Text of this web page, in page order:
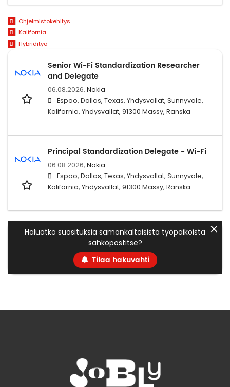
Ohjelmistokehitys
Kalifornia
Hybridityö
Senior Wi-Fi Standardization Researcher
and Delegate
06.08.2026, Nokia
Espoo, Dallas, Texas, Yhdysvallat, Sunnyvale,
Kalifornia, Yhdysvallat, 91300 Massy, Ranska
Principal Standardization Delegate - Wi-Fi
06.08.2026, Nokia
Espoo, Dallas, Texas, Yhdysvallat, Sunnyvale,
Kalifornia, Yhdysvallat, 91300 Massy, Ranska
Haluatko suosituksia samankaltaisista työpaikoista
sähköpostitse?
Tilaa hakuvahti
✕